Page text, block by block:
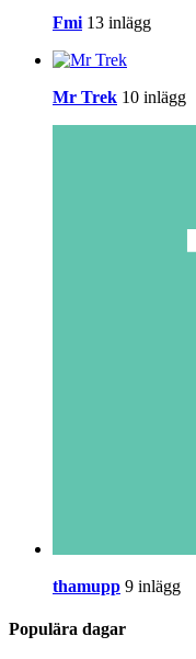
Fmi 13 inlägg
Mr Trek 10 inlägg
thamupp 9 inlägg
Populära dagar